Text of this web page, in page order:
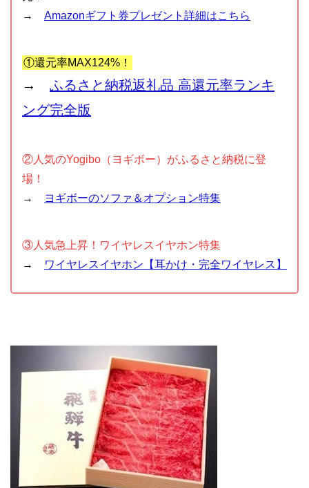
→ Amazonギフト券プレゼント詳細はこちら
①還元率MAX124%！
→ ふるさと納税返礼品 高還元率ランキ
ング完全版
②人気のYogibo（ヨギボー）がふるさと納税に登
場！
→
ヨギボーのソファ＆オプション特集
③人気急上昇！ワイヤレスイヤホン特集
→
ワイヤレスイヤホン【耳かけ・完全ワイヤレス】